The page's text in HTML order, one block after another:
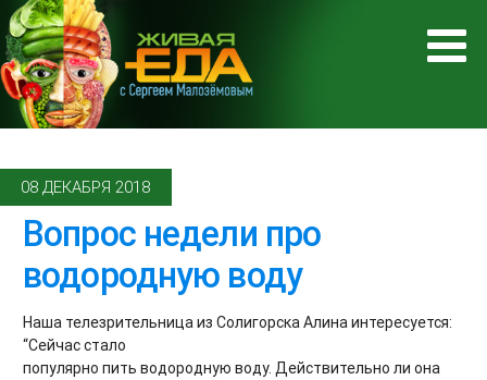
08 ДЕКАБРЯ 2018
Вопрос недели про
водородную воду
Наша телезрительница из Солигорска Алина интересуется:
“Сейчас стало
популярно пить водородную воду. Действительно ли она